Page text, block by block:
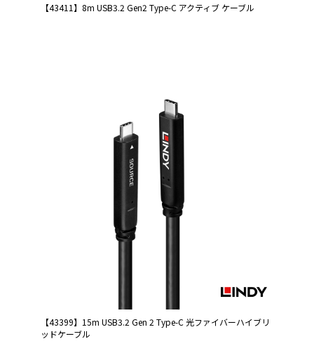
【43411】8m USB3.2 Gen2 Type-C アクティブ ケーブル
【43399】15m USB3.2 Gen 2 Type-C 光ファイバーハイブリ
ッドケーブル